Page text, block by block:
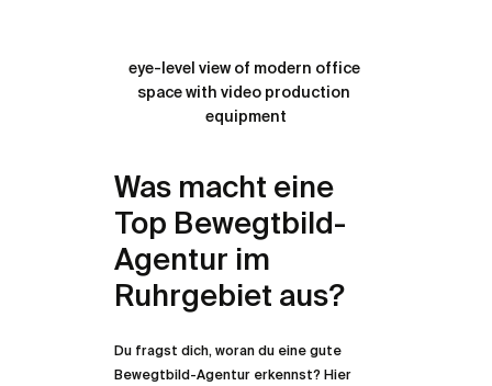
eye-level view of modern office
space with video production
equipment
Was macht eine
Top Bewegtbild-
Agentur im
Ruhrgebiet aus?
Du fragst dich, woran du eine gute
Bewegtbild-Agentur erkennst? Hier